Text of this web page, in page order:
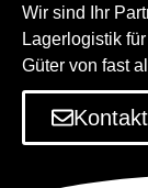
Wir sind Ihr
Lagerlogistik für
Güter von fast